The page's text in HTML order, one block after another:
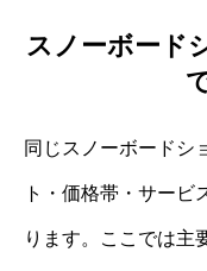
スノーボード
同じスノーボードシ
ト・価格帯・サービ
ります。ここでは主